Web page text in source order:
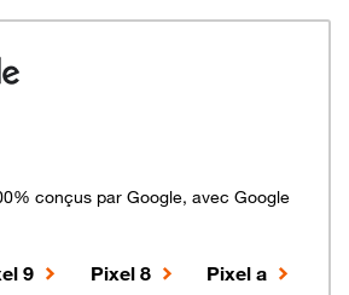
conçus par Google, avec Google
9 Pixel 8 Pixel a